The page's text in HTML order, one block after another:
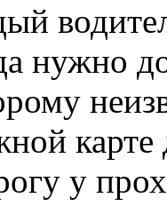
нужно
карте
у